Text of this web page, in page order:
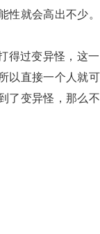
性就会高出不少。
得过变异怪，这
以直接一个人就
了变异怪，那么